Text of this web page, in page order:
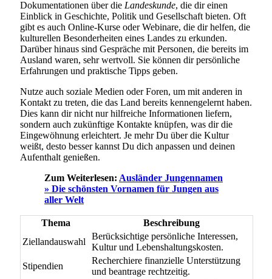
Dokumentationen über die Landeskunde, die dir einen
Einblick in Geschichte, Politik und Gesellschaft bieten. Oft
gibt es auch Online-Kurse oder Webinare, die dir helfen, die
kulturellen Besonderheiten eines Landes zu erkunden.
Darüber hinaus sind Gespräche mit Personen, die bereits im
Ausland waren, sehr wertvoll. Sie können dir persönliche
Erfahrungen und praktische Tipps geben.
Nutze auch soziale Medien oder Foren, um mit anderen in
Kontakt zu treten, die das Land bereits kennengelernt haben.
Dies kann dir nicht nur hilfreiche Informationen liefern,
sondern auch zukünftige Kontakte knüpfen, was dir die
Eingewöhnung erleichtert. Je mehr Du über die Kultur
weißt, desto besser kannst Du dich anpassen und deinen
Aufenthalt genießen.
Zum Weiterlesen: Ausländer Jungennamen
» Die schönsten Vornamen für Jungen aus
aller Welt
Thema
Beschreibung
Ziellandauswahl
Berücksichtige persönliche Interessen,
Kultur und Lebenshaltungskosten.
Stipendien
Recherchiere finanzielle Unterstützung
und beantrage rechtzeitig.